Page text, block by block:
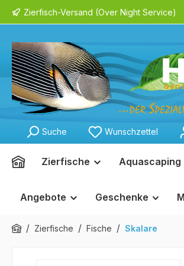
Zur Hauptnavigation
Zierfisch-Versand (Over Night Service)
Suche Wunschzettel
Zierfische Aquascaping
Angebote Geschenke
/ Zierfische / Fische / Skalare